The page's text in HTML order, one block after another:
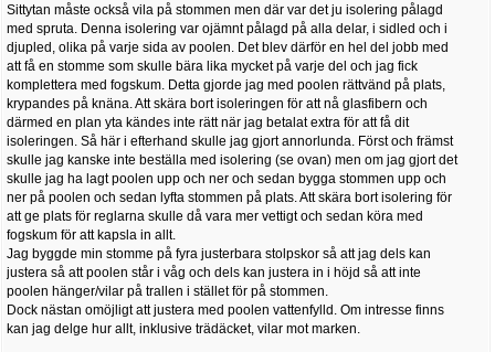
Sittytan måste också vila på stommen men där var det ju isolering pålagd
med spruta. Denna isolering var ojämnt pålagd på alla delar, i sidled och i
djupled, olika på varje sida av poolen. Det blev därför en hel del jobb med
att få en stomme som skulle bära lika mycket på varje del och jag fick
komplettera med fogskum. Detta gjorde jag med poolen rättvänd på plats,
krypandes på knäna. Att skära bort isoleringen för att nå glasfibern och
därmed en plan yta kändes inte rätt när jag betalat extra för att få dit
isoleringen. Så här i efterhand skulle jag gjort annorlunda. Först och främst
skulle jag kanske inte beställa med isolering (se ovan) men om jag gjort det
skulle jag ha lagt poolen upp och ner och sedan bygga stommen upp och
ner på poolen och sedan lyfta stommen på plats. Att skära bort isolering för
att ge plats för reglarna skulle då vara mer vettigt och sedan köra med
fogskum för att kapsla in allt.
Jag byggde min stomme på fyra justerbara stolpskor så att jag dels kan
justera så att poolen står i våg och dels kan justera in i höjd så att inte
poolen hänger/vilar på trallen i stället för på stommen.
Dock nästan omöjligt att justera med poolen vattenfylld. Om intresse finns
kan jag delge hur allt, inklusive trädäcket, vilar mot marken.